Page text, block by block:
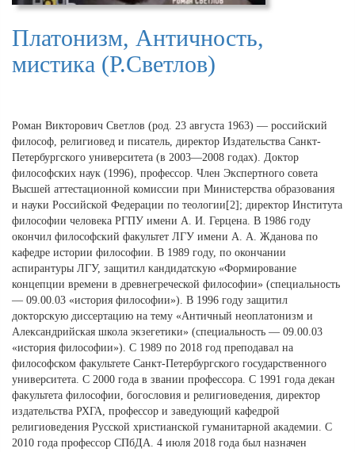
Платонизм, Античность,
мистика (Р.Светлов)
Роман Викторович Светлов (род. 23 августа 1963) — российский
философ, религиовед и писатель, директор Издательства Санкт-
Петербургского университета (в 2003—2008 годах). Доктор
философских наук (1996), профессор. Член Экспертного совета
Высшей аттестационной комиссии при Министерства образования
и науки Российской Федерации по теологии[2]; директор Института
философии человека РГПУ имени А. И. Герцена. В 1986 году
окончил философский факультет ЛГУ имени А. А. Жданова по
кафедре истории философии. В 1989 году, по окончании
аспирантуры ЛГУ, защитил кандидатскую «Формирование
концепции времени в древнегреческой философии» (специальность
— 09.00.03 «история философии»). В 1996 году защитил
докторскую диссертацию на тему «Античный неоплатонизм и
Александрийская школа экзегетики» (специальность — 09.00.03
«история философии»). С 1989 по 2018 год преподавал на
философском факультете Санкт-Петербургского государственного
университета. C 2000 года в звании профессора. С 1991 года декан
факультета философии, богословия и религиоведения, директор
издательства РХГА, профессор и заведующий кафедрой
религиоведения Русской христианской гуманитарной академии. С
2010 года профессор СПбДА. 4 июля 2018 года был назначен